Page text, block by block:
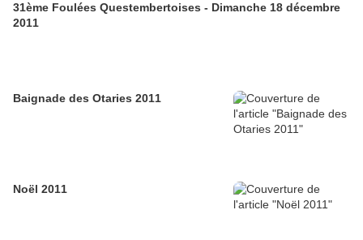
31ème Foulées Questembertoises - Dimanche 18 décembre
2011
Baignade des Otaries 2011
Noël 2011